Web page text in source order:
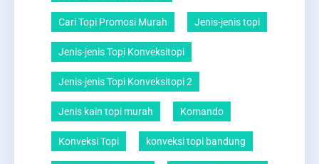
Cari Topi Promosi Murah Jenis-jenis topi
Jenis-jenis Topi Konveksitopi
Jenis-jenis Topi Konveksitopi 2
Jenis kain topi murah Komando
Konveksi Topi konveksi topi bandung